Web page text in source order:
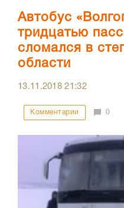
Автобус
тридцатью
сломался в
области
13.11.201821:32
Комментарии 0